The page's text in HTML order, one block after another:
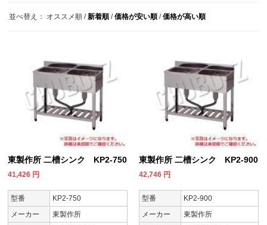
並べ替え： オススメ順 /新着順 /価格が安い順 /価格が高い順
東製作所 二槽シンク KP2-750
41,426 円
型番
KP2-750
メーカー
東製作所
東製作所 二槽シンク KP2-900
42,746 円
型番
KP2-900
メーカー
東製作所